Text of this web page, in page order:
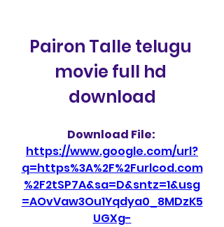
Pairon Talle telugu
movie full hd
download
https://www.google.com/url?
q=https%3A%2F%2Furlcod.com
%2F2tSP7A&sa=D&sntz=1&usg
=AOvVaw3Ou1Yqdya0_8MDzK5
UGXg-